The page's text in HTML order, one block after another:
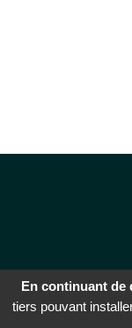
En continuant de
tiers pouvant